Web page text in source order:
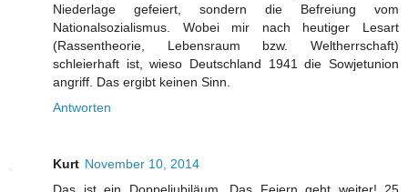
Niederlage gefeiert, sondern die Befreiung vom
Nationalsozialismus. Wobei mir nach heutiger Lesart
(Rassentheorie, Lebensraum bzw. Weltherrschaft)
schleierhaft ist, wieso Deutschland 1941 die Sowjetunion
angriff. Das ergibt keinen Sinn.
Antworten
Kurt November 10, 2014
Das ist ein Doppeljubiläum. Das Feiern geht weiter! 25